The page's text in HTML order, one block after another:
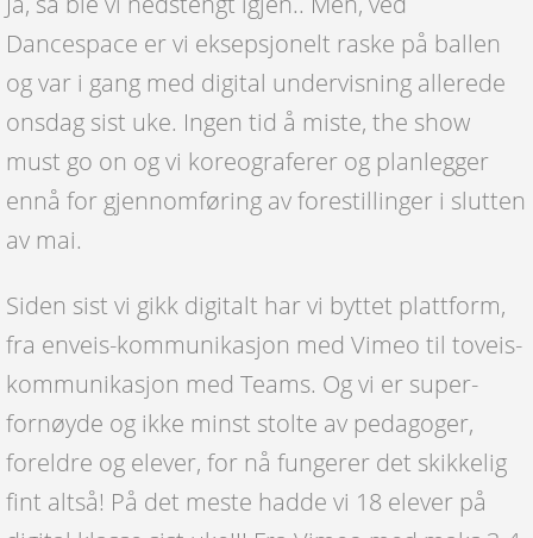
Dancespace er vi eksepsjonelt raske på ballen
og var i gang med digital undervisning allerede
onsdag sist uke. Ingen tid å miste, the show
must go on og vi koreograferer og planlegger
ennå for gjennomføring av forestillinger i slutten
av mai.
Siden sist vi gikk digitalt har vi byttet plattform,
fra enveis-kommunikasjon med Vimeo til toveis-
kommunikasjon med Teams. Og vi er super-
fornøyde og ikke minst stolte av pedagoger,
foreldre og elever, for nå fungerer det skikkelig
fint altså! På det meste hadde vi 18 elever på